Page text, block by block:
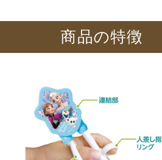
商品の​特徴